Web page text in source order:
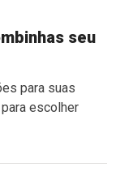
seu
para suas
escolher